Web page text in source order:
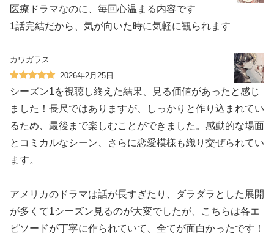
医療ドラマなのに、毎回心温まる内容です
1話完結だから、気が向いた時に気軽に観られます
カワガラス
2026年2月25日
シーズン1を視聴し終えた結果、見る価値があったと感じ
ました！長尺ではありますが、しっかりと作り込まれてい
るため、最後まで楽しむことができました。感動的な場面
とコミカルなシーン、さらに恋愛模様も織り交ぜられてい
ます。
アメリカのドラマは話が長すぎたり、ダラダラとした展開
が多くて1シーズン見るのが大変でしたが、こちらは各エ
ピソードが丁寧に作られていて、全てが面白かったです！